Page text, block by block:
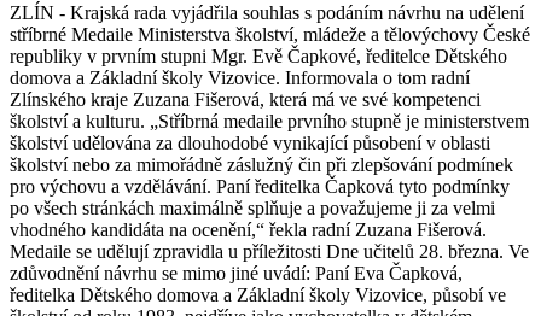
ZLÍN - Krajská rada vyjádřila souhlas s podáním návrhu na udělení
stříbrné Medaile Ministerstva školství, mládeže a tělovýchovy České
republiky v prvním stupni Mgr. Evě Čapkové, ředitelce Dětského
domova a Základní školy Vizovice. Informovala o tom radní
Zlínského kraje Zuzana Fišerová, která má ve své kompetenci
školství a kulturu. „Stříbrná medaile prvního stupně je ministerstvem
školství udělována za dlouhodobé vynikající působení v oblasti
školství nebo za mimořádně záslužný čin při zlepšování podmínek
pro výchovu a vzdělávání. Paní ředitelka Čapková tyto podmínky
po všech stránkách maximálně splňuje a považujeme ji za velmi
vhodného kandidáta na ocenění,“ řekla radní Zuzana Fišerová.
Medaile se udělují zpravidla u příležitosti Dne učitelů 28. března. Ve
zdůvodnění návrhu se mimo jiné uvádí: Paní Eva Čapková,
ředitelka Dětského domova a Základní školy Vizovice, působí ve